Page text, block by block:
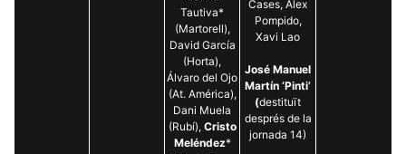
Tautiva*
(Martorell),
David García
(Horta),
Álvaro del Ojo
(At. América),
Dani Muela
(Rubí), Cristo
Meléndez*
Cases, Alex
Pompido,
Xavi Lao
José Manuel
Martín ‘Pinti’
(destituït
després de la
jornada 14)